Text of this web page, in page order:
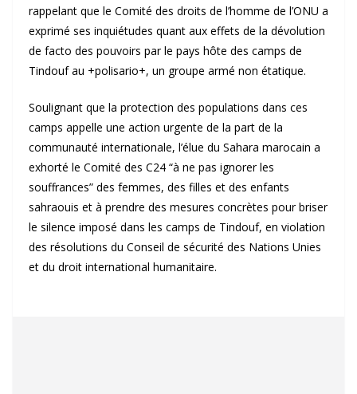
rappelant que le Comité des droits de l’homme de l’ONU a
exprimé ses inquiétudes quant aux effets de la dévolution
de facto des pouvoirs par le pays hôte des camps de
Tindouf au +polisario+, un groupe armé non étatique.
Soulignant que la protection des populations dans ces
camps appelle une action urgente de la part de la
communauté internationale, l’élue du Sahara marocain a
exhorté le Comité des C24 “à ne pas ignorer les
souffrances” des femmes, des filles et des enfants
sahraouis et à prendre des mesures concrètes pour briser
le silence imposé dans les camps de Tindouf, en violation
des résolutions du Conseil de sécurité des Nations Unies
et du droit international humanitaire.